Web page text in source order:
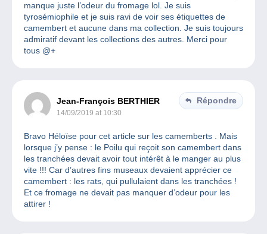
manque juste l’odeur du fromage lol. Je suis
tyrosémiophile et je suis ravi de voir ses étiquettes de
camembert et aucune dans ma collection. Je suis toujours
admiratif devant les collections des autres. Merci pour
tous @+
Jean-François BERTHIER
14/09/2019 at 10:30
Répondre
Bravo Héloïse pour cet article sur les camemberts . Mais
lorsque j’y pense : le Poilu qui reçoit son camembert dans
les tranchées devait avoir tout intérêt à le manger au plus
vite !!! Car d’autres fins museaux devaient apprécier ce
camembert : les rats, qui pullulaient dans les tranchées !
Et ce fromage ne devait pas manquer d’odeur pour les
attirer !